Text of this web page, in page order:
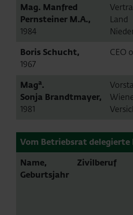
Mag. Manfred
Pernsteiner M.A.,
1984
Land
Boris Schucht,
1967
CEO
Maga.
Sonja Brandtmayer,
1981
Vom Betriebsrat
Name,
Geburtsjahr
Zivilberuf